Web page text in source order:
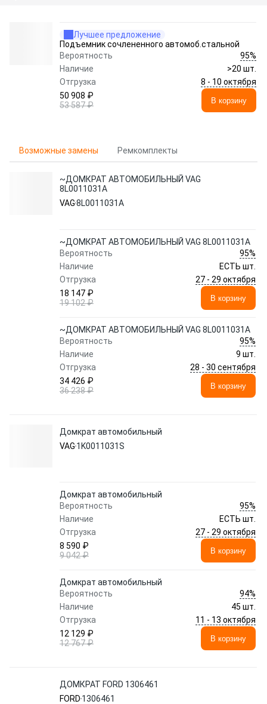
Лучшее предложение
Подъемник сочлененного автомоб.стальной
Вероятность
95%
Наличие
>20 шт.
Отгрузка
8 - 10 октября
50 908 ₽
53 587 ₽
В корзину
Возможные замены Ремкомплекты
~ДОМКРАТ АВТОМОБИЛЬНЫЙ VAG
8L0011031A
VAG8L0011031A
~ДОМКРАТ АВТОМОБИЛЬНЫЙ VAG 8L0011031A
Вероятность
95%
Наличие
ЕСТЬ шт.
Отгрузка
27 - 29 октября
18 147 ₽
19 102 ₽
В корзину
~ДОМКРАТ АВТОМОБИЛЬНЫЙ VAG 8L0011031A
Вероятность
95%
Наличие
9 шт.
Отгрузка
28 - 30 сентября
34 426 ₽
36 238 ₽
В корзину
Домкрат автомобильный
VAG 1K0011031S
Домкрат автомобильный
Вероятность
95%
Наличие
ЕСТЬ шт.
Отгрузка
27 - 29 октября
8 590 ₽
9 042 ₽
В корзину
Домкрат автомобильный
Вероятность
94%
Наличие
45 шт.
Отгрузка
11 - 13 октября
12 129 ₽
12 767 ₽
В корзину
ДОМКРАТ FORD 1306461
FORD 1306461